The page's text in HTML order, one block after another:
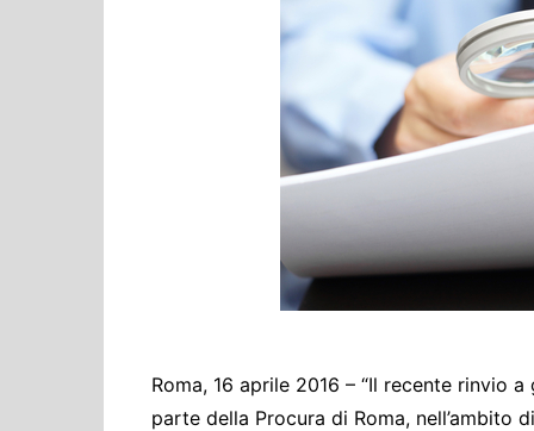
Cultura ed
Difesa
Eventi
Finanze e tesoro
Giustizia
Lavoro
Roma, 16 aprile 2016 – “Il recente rinvio
parte della Procura di Roma, nell’ambito